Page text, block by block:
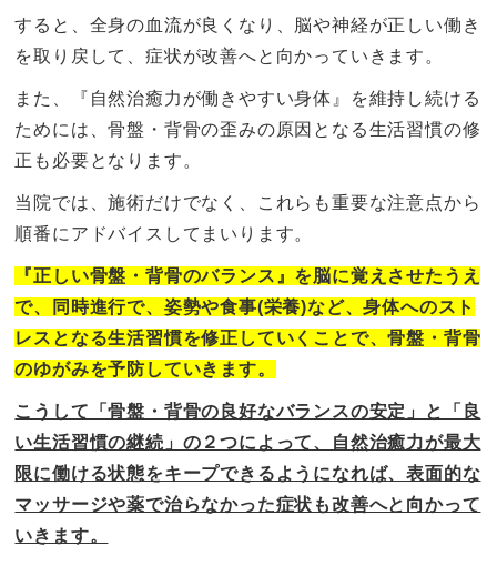
すると、全身の血流が良くなり、脳や神経が正しい働き
を取り戻して、症状が改善へと向かっていきます。
また、『自然治癒力が働きやすい身体』を維持し続ける
ためには、骨盤・背骨の歪みの原因となる生活習慣の修
正も必要となります。
当院では、施術だけでなく、これらも重要な注意点から
順番にアドバイスしてまいります。
『正しい骨盤・背骨のバランス』を脳に覚えさせたうえ
で、同時進行で、姿勢や食事(栄養)など、身体へのスト
レスとなる生活習慣を修正していくことで、骨盤・背骨
のゆがみを予防していきます。
こうして「骨盤・背骨の良好なバランスの安定」と「良
い生活習慣の継続」の２つによって、自然治癒力が最大
限に働ける状態をキープできるようになれば、表面的な
マッサージや薬で治らなかった症状も改善へと向かって
いきます。